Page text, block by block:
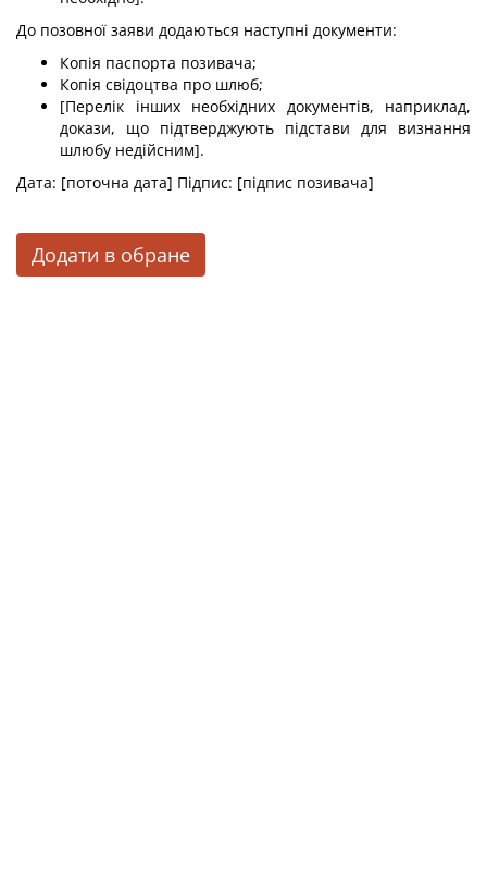
До позовної заяви додаються наступні документи:
Копія паспорта позивача;
Копія свідоцтва про шлюб;
[Перелік інших необхідних документів, наприклад,
докази, що підтверджують підстави для визнання
шлюбу недійсним].
Дата: [поточна дата] Підпис: [підпис позивача]
Додати в обране